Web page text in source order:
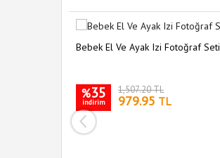
Bebek El Ve Ayak Izi Fotoğraf Seti
%35
indirim
1,507.20 TL
979.95 TL